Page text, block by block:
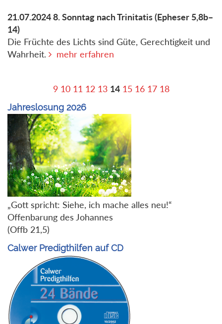
21.07.20248. Sonntag nach Trinitatis(Epheser 5,8b–
14)
Die Früchte des Lichts sind Güte, Gerechtigkeit und
Wahrheit.
mehr erfahren
9 10 11 12 13 14 15 16 17 18
Jahreslosung 2026
„Gott spricht: Siehe, ich mache alles neu!“
Offenbarung des Johannes
(Offb 21,5)
Calwer Predigthilfen auf CD